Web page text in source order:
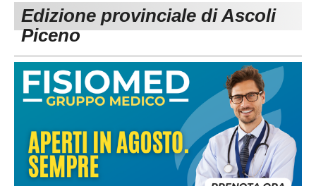
Carica la tua Rosa
1^ CATEGORIA
3^ CATEGORIA
GIOVANILI
Edizione provinciale di Ascoli
Piceno